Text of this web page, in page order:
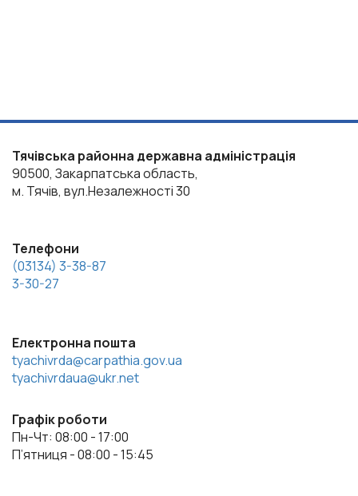
Тячівська районна державна адміністрація
90500, Закарпатська область,
м. Тячів, вул.Незалежності 30
Телефони
(03134) 3-38-87
3-30-27
Електронна пошта
tyachivrda@carpathia.gov.ua
tyachivrdaua@ukr.net
Графік роботи
Пн-Чт: 08:00 - 17:00
П’ятниця - 08:00 - 15:45